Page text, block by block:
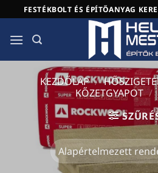
to
content
FESTÉKBOLT ÉS ÉPÍTŐANYAG
KEZDŐLAP /
KŐZETGYAPOT /